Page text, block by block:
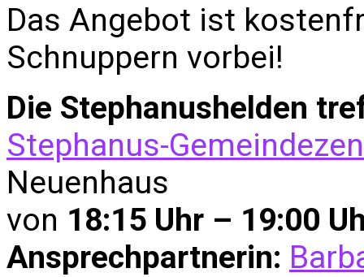
Das Angebot ist
Schnuppern vorbei!
Die Stephanushelden
Stephanus-
Neuenhaus
von 18:15 Uhr – 19:00
Ansprechpartnerin: